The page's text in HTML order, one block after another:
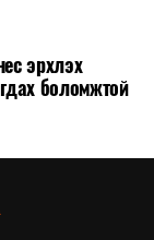
эрхлэх
боломжтой